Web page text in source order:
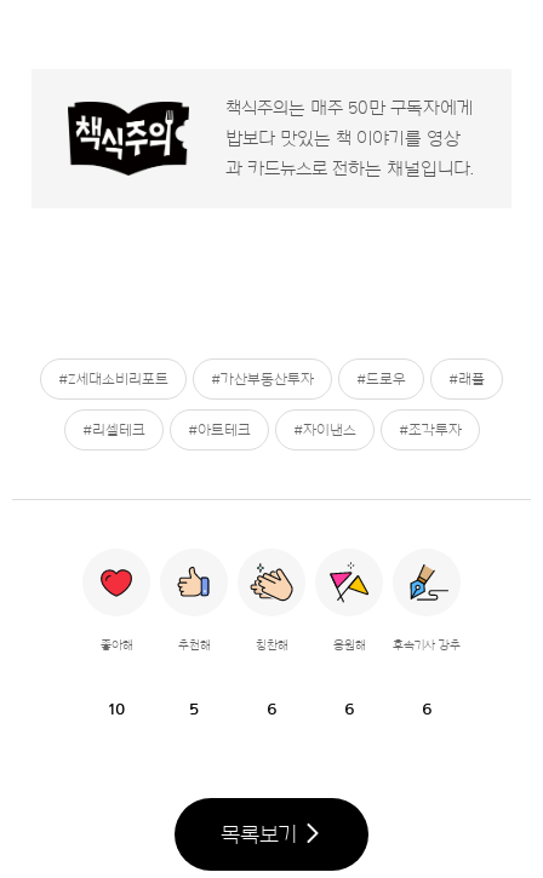
책식주의는 매주 50만 구독자에게
밥보다 맛있는 책 이야기를 영상
과 카드뉴스로 전하는 채널입니다.
#Z세대소비리포트 #가산부동산투자 #드로우 #래플
#리셀테크 #아트테크 #자이낸스 #조각투자
좋아해
10
추천해
5
칭찬해
6
응원해
6
후속기사 강추
6
목록보기